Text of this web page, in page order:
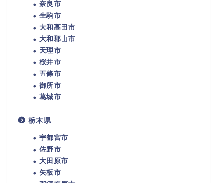
奈良市
生駒市
大和高田市
大和郡山市
天理市
桜井市
五條市
御所市
葛城市
栃木県
宇都宮市
佐野市
大田原市
矢板市